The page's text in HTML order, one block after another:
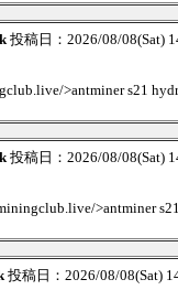
投稿日：2026/08/08(Sat)
>antminer s21
投稿日：2026/08/08(Sat)
>antminer
投稿日：2026/08/08(Sat)